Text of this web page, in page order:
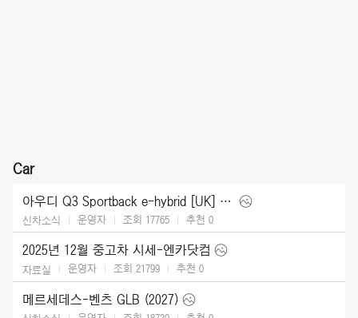
Car
아우디 Q3 Sportback e-hybrid [UK] (2026)
신차소식 운영자 조회 17765 추천 0
2025년 12월 중고차 시세-엔카닷컴
자료실 운영자 조회 21799 추천 0
메르세데스-벤츠 GLB (2027)